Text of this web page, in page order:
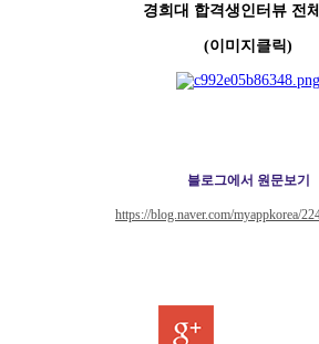
경희대 합격생인터뷰 전
(이미지클릭)
블로그에서 원문보기
https://blog.naver.com/myappkorea/